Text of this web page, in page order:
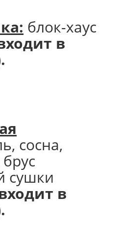
блок-хаус
в
сосна,
сушки
в